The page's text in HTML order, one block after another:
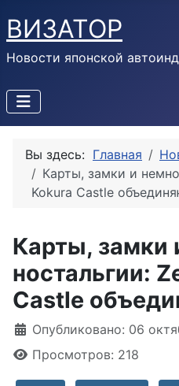
ВИЗАТОР
Новости японской
Вы здесь: Главная
Карты, замки и
Kokura Castle
Карты, замки
ностальгии:
Castle
Информация о материале
Опубликовано: 06
Просмотров: 218